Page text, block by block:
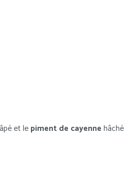
et lepiment de cayennehâché